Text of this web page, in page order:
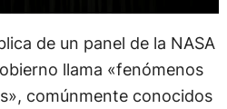
de un panel de la NASA
llama «fenómenos
comúnmente conocidos